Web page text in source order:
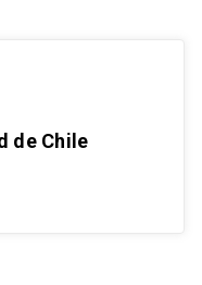
de Chile